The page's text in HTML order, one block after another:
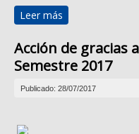
Leer más
Acción de gracias
Semestre 2017
Publicado: 28/07/2017